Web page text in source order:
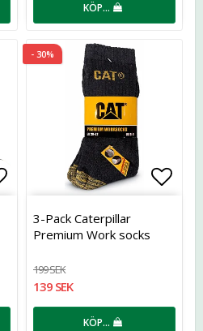
KÖP…
Lägg till i favoritlistan
- 30%
3-Pack Caterpillar
Premium Work socks
199 SEK
139 SEK
KÖP…